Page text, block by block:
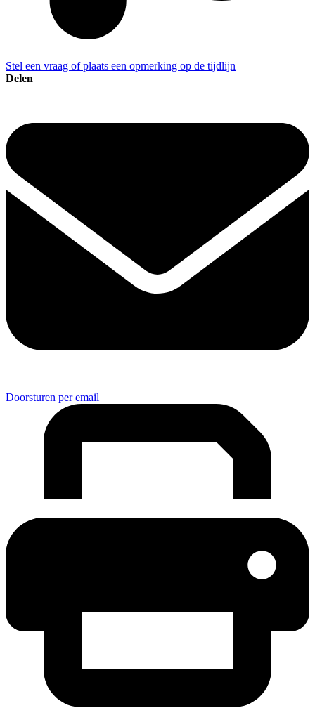
Stel een vraag of plaats een opmerking op de tijdlijn
Delen
Doorsturen per email